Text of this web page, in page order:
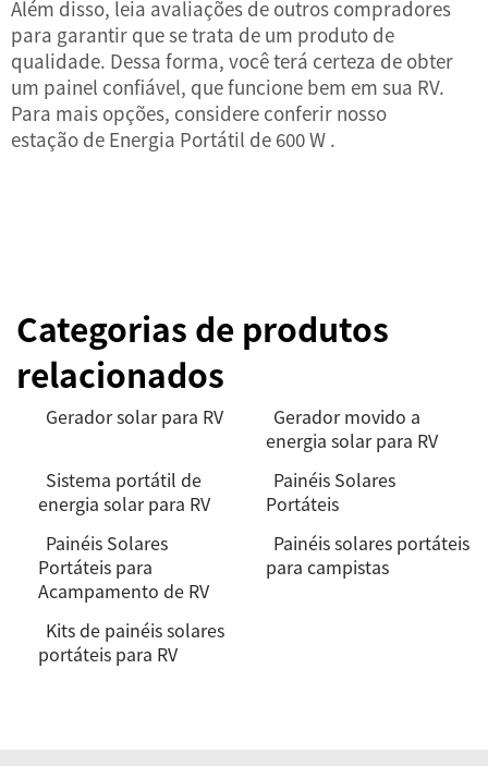
Além disso, leia avaliações de outros compradores
para garantir que se trata de um produto de
qualidade. Dessa forma, você terá certeza de obter
um painel confiável, que funcione bem em sua RV.
Para mais opções, considere conferir nosso
estação de Energia Portátil de 600 W .
Categorias de produtos
relacionados
Gerador solar para RV
Gerador movido a
energia solar para RV
Sistema portátil de
energia solar para RV
Painéis Solares
Portáteis
Painéis Solares
Portáteis para
Acampamento de RV
Painéis solares portáteis
para campistas
Kits de painéis solares
portáteis para RV